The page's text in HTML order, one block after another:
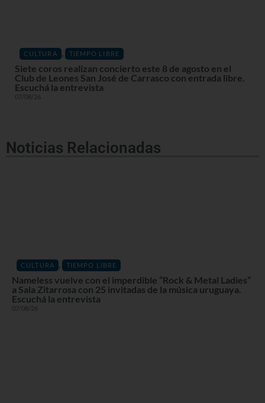
CULTURA , TIEMPO LIBRE
Siete coros realizan concierto este 8 de agosto en el
Club de Leones San José de Carrasco con entrada libre.
Escuchá la entrevista
07/08/26
Noticias Relacionadas
CULTURA , TIEMPO LIBRE
Nameless vuelve con el imperdible “Rock & Metal Ladies”
a Sala Zitarrosa con 25 invitadas de la música uruguaya.
Escuchá la entrevista
07/08/26